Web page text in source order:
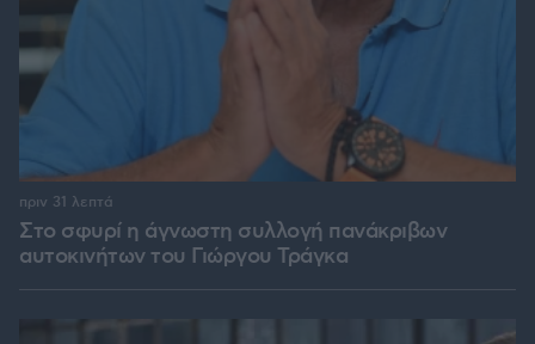
Στο σφυρί η άγνωστη συλλογή πανάκριβων
αυτοκινήτων του Γιώργου Τράγκα
πριν 31 λεπτά